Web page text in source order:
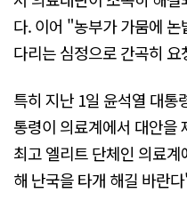
다. 이어 "농부가 가뭄에
다리는 심정으로 간곡히
특히 지난 1일 윤석열 대
통령이 의료계에서 대안을
최고 엘리트 단체인 의료
해 난국을 타개 해길 바란